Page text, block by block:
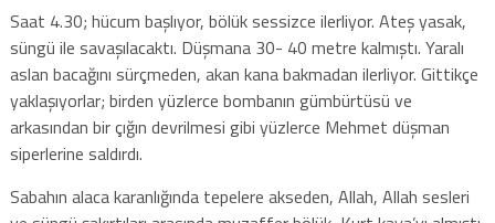
Saat 4.30; hücum başlıyor, bölük sessizce ilerliyor. Ateş yasak,
süngü ile savaşılacaktı. Düşmana 30- 40 metre kalmıştı. Yaralı
aslan bacağını sürçmeden, akan kana bakmadan ilerliyor. Gittikçe
yaklaşıyorlar; birden yüzlerce bombanın gümbürtüsü ve
arkasından bir çığın devrilmesi gibi yüzlerce Mehmet düşman
siperlerine saldırdı.
Sabahın alaca karanlığında tepelere akseden, Allah, Allah sesleri